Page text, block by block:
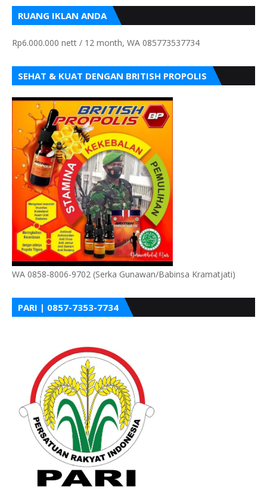
RUANG IKLAN ANDA
Rp6.000.000 nett / 12 month, WA 085773537734
SEHAT & KUAT DENGAN BRITISH PROPOLIS
WA 0858-8006-9702 (Serka Gunawan/Babinsa Kramatjati)
PARI | 0857-7353-7734